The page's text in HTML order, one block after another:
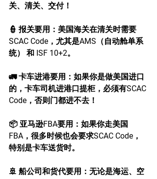
关、清关、交付！
👮 报关要用：美国海关在清关时需要
SCAC Code，尤其是AMS（自动舱单系
统） 和 ISF 10+2。
🚛 卡车进港要用：如果你是做美国进口
的，卡车司机进港口提柜，必须有SCAC
Code，否则门都进不去！
📦 亚马逊FBA要用：如果你走美国
FBA，很多时候也会要求SCAC Code，
特别是卡车送货时。
🚢 船公司和货代要用：无论是海运、空